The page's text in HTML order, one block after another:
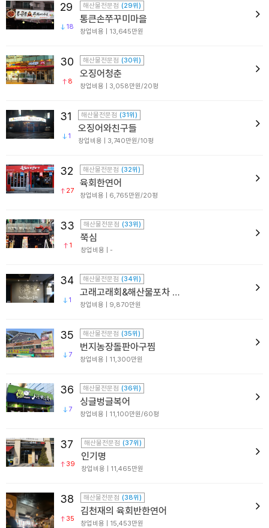
29
18
해산물전문점 (29위)
통큰손쭈꾸미마을
창업비용 | 13,645만원
30
8
해산물전문점 (30위)
오징어청춘
창업비용 | 3,058만원/20평
31
1
해산물전문점 (31위)
오징어와친구들
창업비용 | 3,740만원/10평
32
27
해산물전문점 (32위)
육회한연어
창업비용 | 6,765만원/20평
33
1
해산물전문점 (33위)
쭉심
창업비용 | -
34
1
해산물전문점 (34위)
고래고래회&해산물포차
창업비용 | 9,870만원
35
7
해산물전문점 (35위)
번지농장돌판아구찜
창업비용 | 11,300만원
36
7
해산물전문점 (36위)
싱글벙글복어
창업비용 | 11,100만원/60평
37
39
해산물전문점 (37위)
인기명
창업비용 | 11,465만원
38
35
해산물전문점 (38위)
김천재의 육회반한연어
창업비용 | 15,453만원